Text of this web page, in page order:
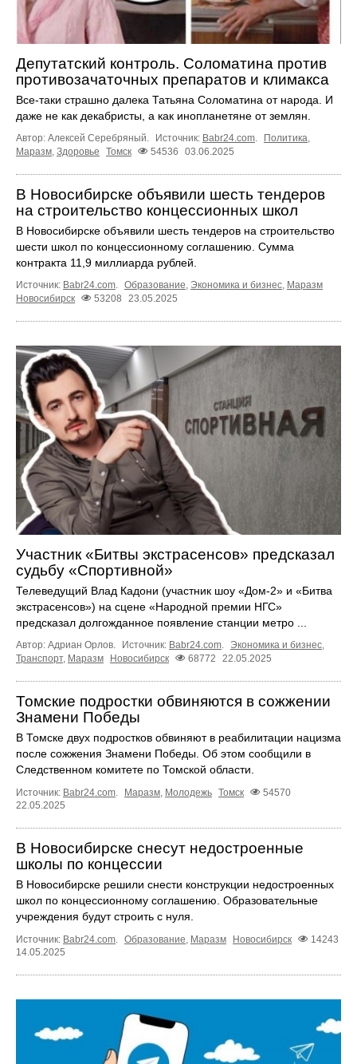
Депутатский контроль. Соломатина против
противозачаточных препаратов и климакса
Все-таки страшно далека Татьяна Соломатина от народа. И
даже не как декабристы, а как инопланетяне от землян.
Автор: Алексей Серебряный. Источник: Babr24.com. Политика,
Маразм, Здоровье Томск 54536 03.06.2025
В Новосибирске объявили шесть тендеров
на строительство концессионных школ
В Новосибирске объявили шесть тендеров на строительство
шести школ по концессионному соглашению. Сумма
контракта 11,9 миллиарда рублей.
Источник: Babr24.com. Образование, Экономика и бизнес, Маразм
Новосибирск
53208 23.05.2025
Участник «Битвы экстрасенсов» предсказал
судьбу «Спортивной»
Телеведущий Влад Кадони (участник шоу «Дом-2» и «Битва
экстрасенсов») на сцене «Народной премии НГС»
предсказал долгожданное появление станции метро ...
Автор: Адриан Орлов. Источник: Babr24.com. Экономика и бизнес,
Транспорт, Маразм Новосибирск 68772 22.05.2025
Томские подростки обвиняются в сожжении
Знамени Победы
В Томске двух подростков обвиняют в реабилитации нацизма
после сожжения Знамени Победы. Об этом сообщили в
Следственном комитете по Томской области.
Источник: Babr24.com. Маразм, Молодежь Томск
54570
22.05.2025
В Новосибирске снесут недостроенные
школы по концессии
В Новосибирске решили снести конструкции недостроенных
школ по концессионному соглашению. Образовательные
учреждения будут строить с нуля.
Источник: Babr24.com. Образование, Маразм Новосибирск
14243
14.05.2025